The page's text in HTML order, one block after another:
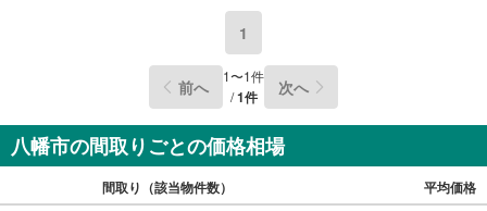
とっているため、より多くの知見がございますお気軽にお
1
前へ 1〜1件
/1件 次へ
八幡市の間取りごとの価格相場
間取り（該当物件数） 平均価格